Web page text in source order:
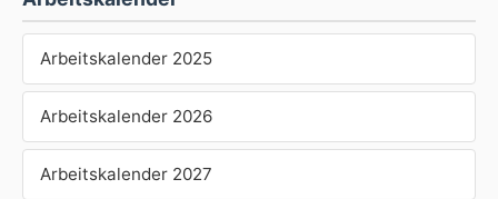
Arbeitskalender 2025
Arbeitskalender 2026
Arbeitskalender 2027